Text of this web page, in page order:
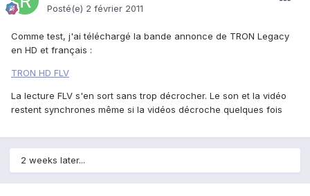
Posté(e) 2 février 2011
Comme test, j'ai téléchargé la bande annonce de TRON Legacy
en HD et français :
TRON HD FLV
La lecture FLV s'en sort sans trop décrocher. Le son et la vidéo
restent synchrones même si la vidéos décroche quelques fois
2 weeks later...